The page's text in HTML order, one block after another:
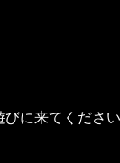
に来てください